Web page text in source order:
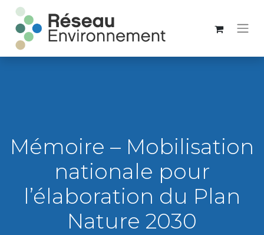
Mémoire – Mobilisation
nationale pour
l’élaboration du Plan
Nature 2030